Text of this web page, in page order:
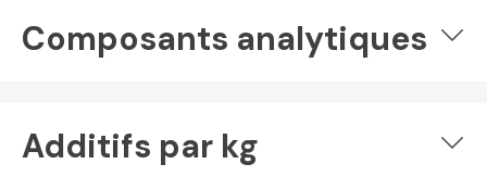
Composants analytiques
Additifs par kg